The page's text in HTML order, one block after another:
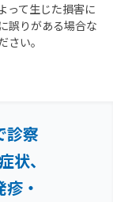
って生じた損害に
誤りがある場合な
い。
診察
状、
疹・